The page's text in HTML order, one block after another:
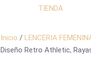
TIENDA
Inicio / LENCERIA
Diseño Retro Athletic,